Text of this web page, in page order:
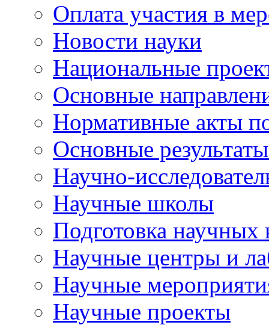
Оплата участия в
Новости науки
Национальные
Основные
Нормативные акты
Основные
Научно-
Научные школы
Подготовка научных
Научные центры и
Научные
Научные проекты